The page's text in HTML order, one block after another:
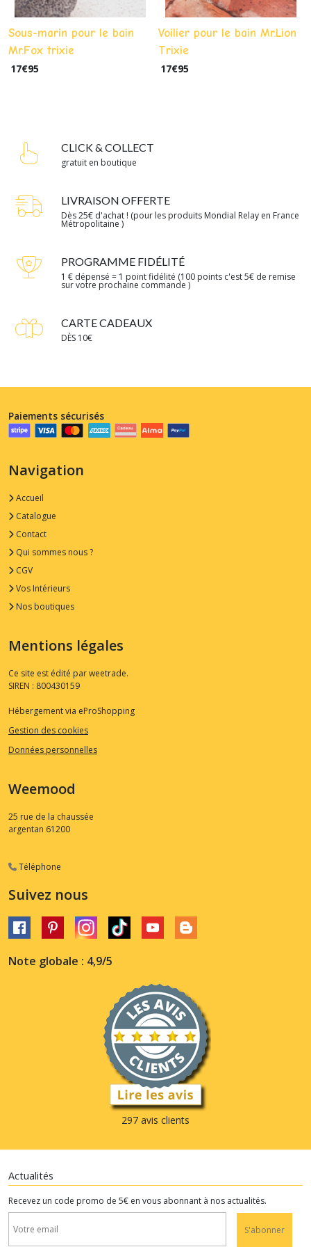
Sous-marin pour le bain
Mr.Fox trixie
17€95
Voilier pour le bain Mr.Lion
Trixie
17€95
CLICK & COLLECT
gratuit en boutique
LIVRAISON OFFERTE
Dès 25€ d'achat ! (pour les produits Mondial Relay en France
Métropolitaine )
PROGRAMME FIDÉLITÉ
1 € dépensé = 1 point fidélité (100 points c'est 5€ de remise
sur votre prochaine commande )
CARTE CADEAUX
DÈS 10€
Paiements sécurisés
Navigation
Accueil
Catalogue
Contact
Qui sommes nous ?
CGV
Vos Intérieurs
Nos boutiques
Mentions légales
Ce site est édité par weetrade.
SIREN : 800430159
Hébergement via eProShopping
Gestion des cookies
Données personnelles
Weemood
25 rue de la chaussée
argentan 61200
Téléphone
Suivez nous
Note globale : 4,9/5
297 avis clients
Actualités
Recevez un code promo de 5€ en vous abonnant à nos actualités.
S'abonner